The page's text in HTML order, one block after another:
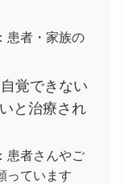
患者・家族の
覚できない
と治療され
患者さんやご
っています